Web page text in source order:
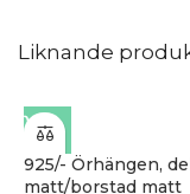
Liknande
925/- Örhängen,
matt/borstad matt